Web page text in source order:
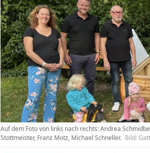
Auf dem Foto von links nach rechts: Andrea
Stottmeister, Franz Motz, Michael Schneller. Bild: